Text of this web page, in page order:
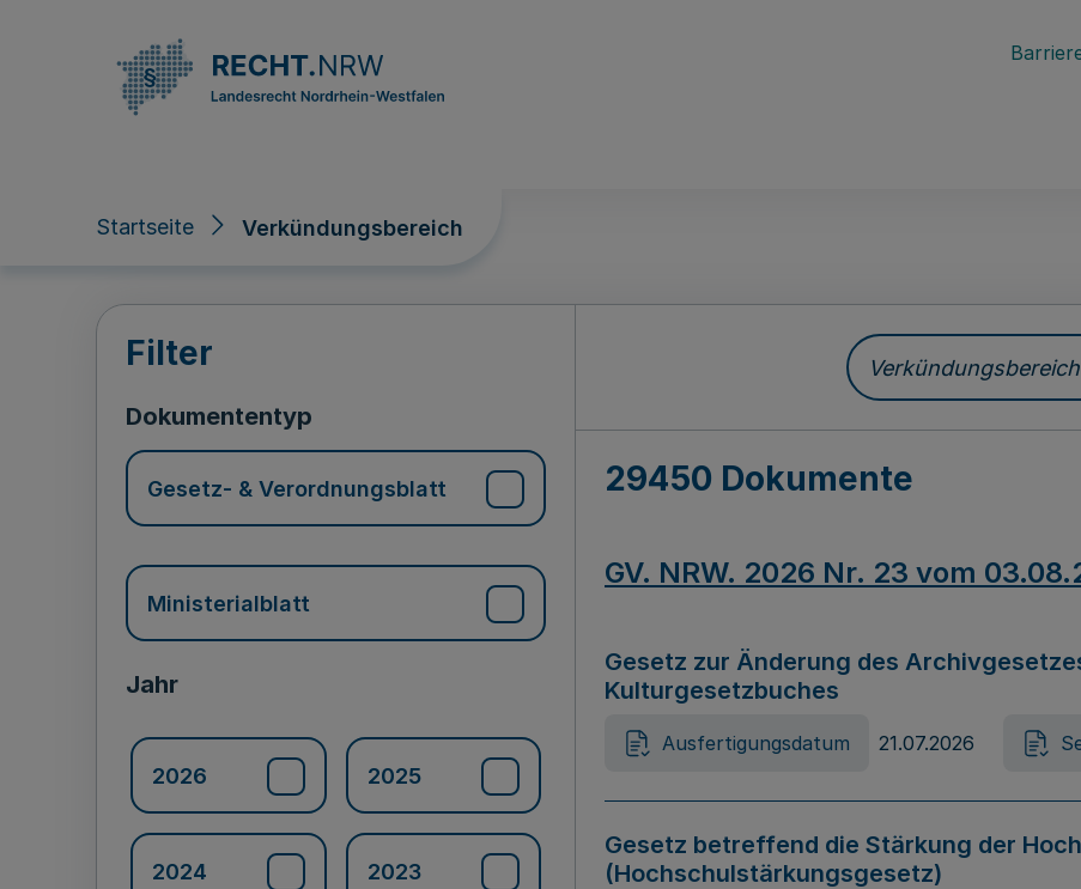
Startseite Verkündungsbereich
Verkündungsbereich
Filter
Dokumententyp
Gesetz- & Verordnungsblatt
Ministerialblatt
Jahr
2026 2025
2024 2023
Verkündungsbereich
29450 Dokumente
GV. NRW. 2026 Nr. 23 vom
Gesetz zur Änderung des
Kulturgesetzbuches
Ausfertigungsdatum 21.07.2026
Gesetz betreffend die Stärkung der
(Hochschulstärkungsgesetz)